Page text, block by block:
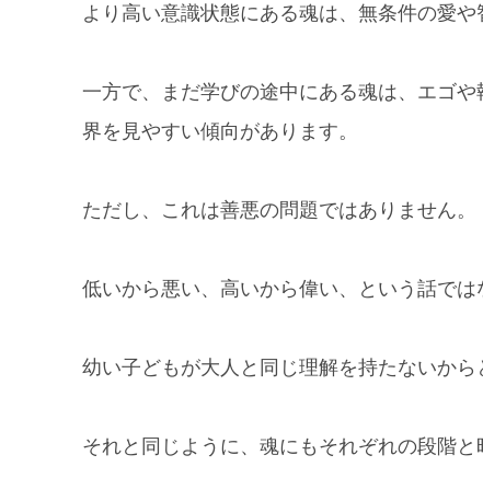
より高い意識状態にある魂は、無条件の愛
一方で、まだ学びの途中にある魂は、エゴ
界を見やすい傾向があります。
ただし、これは善悪の問題ではありません。
低いから悪い、高いから偉い、という話では
幼い子どもが大人と同じ理解を持たないか
それと同じように、魂にもそれぞれの段階と